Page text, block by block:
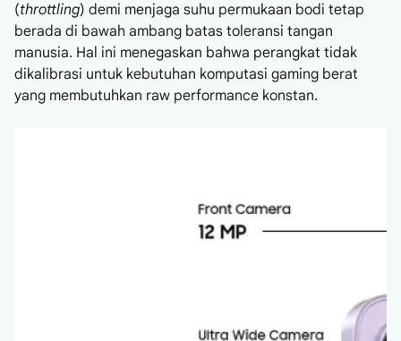
(throttling) demi menjaga suhu permukaan bodi tetap
berada di bawah ambang batas toleransi tangan
manusia. Hal ini menegaskan bahwa perangkat tidak
dikalibrasi untuk kebutuhan komputasi gaming berat
yang membutuhkan raw performance konstan.